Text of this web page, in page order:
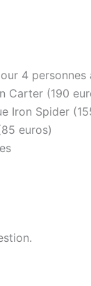
4 personnes
Carter (190
Iron Spider
euros)